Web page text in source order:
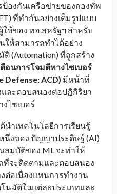
องกันเครือข่ายของกองทัพ
ที่ทำกันอย่างเต็มรูปแบบ
ช้ของ ทอ.สหรัฐฯ สำหรับ
ให้สามารถทำได้อย่าง
(Automation) ที่ถูกสร้าง
อนการโจมตีทางไซเบอร์
Defense: ACD) มีหน้าที่
และตอบสนองต่อปฏิกิริยา
ไซเบอร์
นำเทคโนโลยีการเรียนรู้
นึ่งของ ปัญญาประดิษฐ์ (AI)
สมบัติของ ML จะทำให้
ที่จะติดตามและตอบสนอง
ต่อเนื่องแทนการทำงาน
นมัติในแต่ละประเภทและ